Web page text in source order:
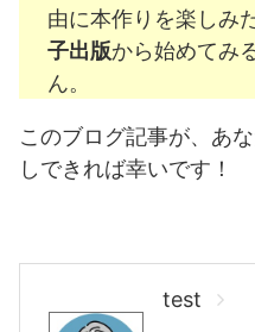
由に本作りを楽しみ
子出版から始めてみ
ん。
このブログ記事が、あ
しできれば幸いです！
test